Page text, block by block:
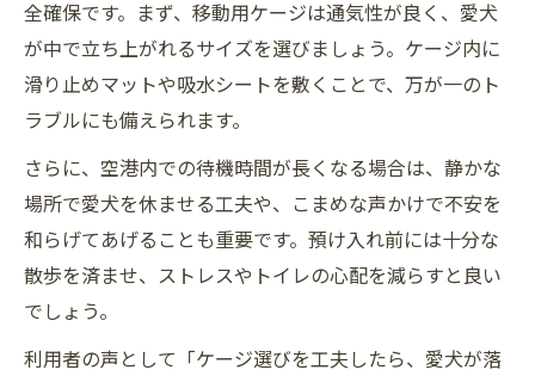
全確保です。まず、移動用ケージは通気性が良く、愛犬
が中で立ち上がれるサイズを選びましょう。ケージ内に
滑り止めマットや吸水シートを敷くことで、万が一のト
ラブルにも備えられます。
さらに、空港内での待機時間が長くなる場合は、静かな
場所で愛犬を休ませる工夫や、こまめな声かけで不安を
和らげてあげることも重要です。預け入れ前には十分な
散歩を済ませ、ストレスやトイレの心配を減らすと良い
でしょう。
利用者の声として「ケージ選びを工夫したら、愛犬が落